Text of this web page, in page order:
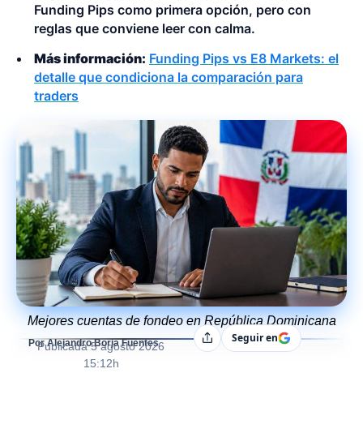
Funding Pips como primera opción, pero con
reglas que conviene leer con calma.
Más información: Funding Pips vs E8 Markets: el
detalle que condiciona la comparación para
traders
Mejores cuentas de fondeo en República Dominicana
Por Alejandro Borja Fuentes
Publicada 5 agosto 2026
15:12h
CompartirSeguir en